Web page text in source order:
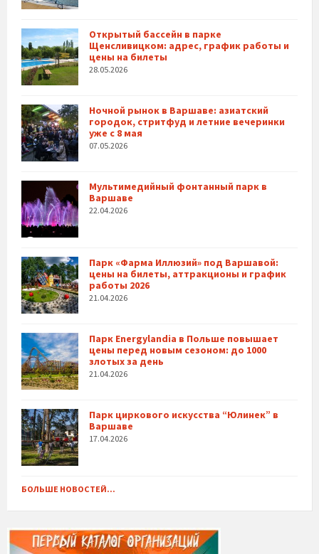
Открытый бассейн в парке
Щенсливицком: адрес, график работы и
цены на билеты
28.05.2026
Ночной рынок в Варшаве: азиатский
городок, стритфуд и летние вечеринки
уже с 8 мая
07.05.2026
Мультимедийный фонтанный парк в
Варшаве
22.04.2026
Парк «Фарма Иллюзий» под Варшавой:
цены на билеты, аттракционы и график
работы 2026
21.04.2026
Парк Energylandia в Польше повышает
цены перед новым сезоном: до 1000
злотых за день
21.04.2026
Парк циркового искусства “Юлинек” в
Варшаве
17.04.2026
БОЛЬШЕ НОВОСТЕЙ...